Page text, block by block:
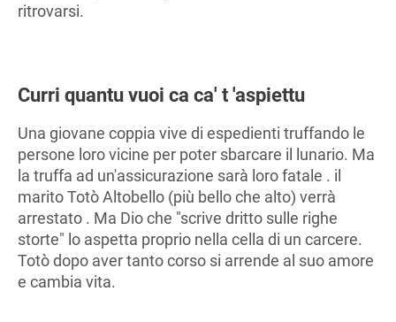
ritrovarsi.
Curri quantu vuoi ca ca' t 'aspiettu
Una giovane coppia vive di espedienti truffando le
persone loro vicine per poter sbarcare il lunario. Ma
la truffa ad un'assicurazione sarà loro fatale . il
marito Totò Altobello (più bello che alto) verrà
arrestato . Ma Dio che "scrive dritto sulle righe
storte" lo aspetta proprio nella cella di un carcere.
Totò dopo aver tanto corso si arrende al suo amore
e cambia vita.